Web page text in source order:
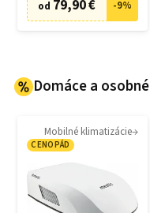
od 79,90 € -9%
Domáce a
Mobilné klimatizácie
CENOPÁD